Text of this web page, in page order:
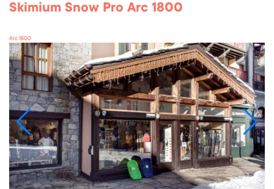
Skimium Snow Pro Arc 1800
Arc 1800